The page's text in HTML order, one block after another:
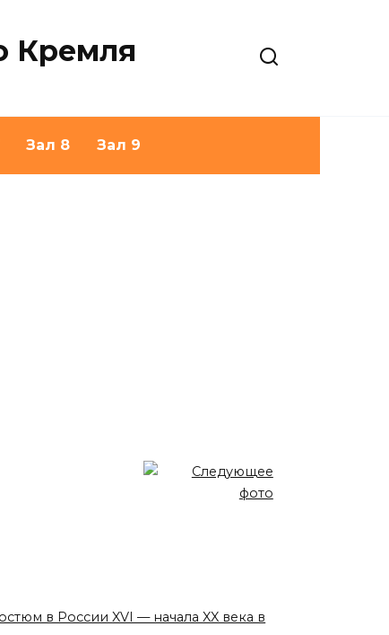
Кремля
Зал 8 Зал 9
в России XVI — начала XX века в